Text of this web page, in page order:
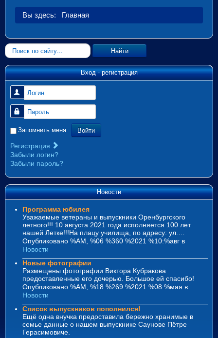
Вы здесь: Главная
Искать... Найти
Вход - регистрация
Логин
Пароль
Запомнить меня Войти
Регистрация
Забыли логин?
Забыли пароль?
Новости
Программа юбилея
Уважаемые ветераны и выпускники Оренбургского
летного!!! 10 августа 2021 года исполняется 100 лет
нашей Летке!!!На плацу училища, по адресу: ул.…
Опубликовано %AM, %06 %360 %2021 %10:%авг в
Новости
Новые фотографии
Размещены фотографии Виктора Кубракова
предоставленные его дочерью. Большое ей спасибо!
Опубликовано %AM, %18 %269 %2021 %08:%мая в
Новости
Список выпускников пополнился!
Ещё одна внучка предоставила бережно хранимые в
семье данные о нашем выпускнике Саунове Пётре
Герасимовиче.